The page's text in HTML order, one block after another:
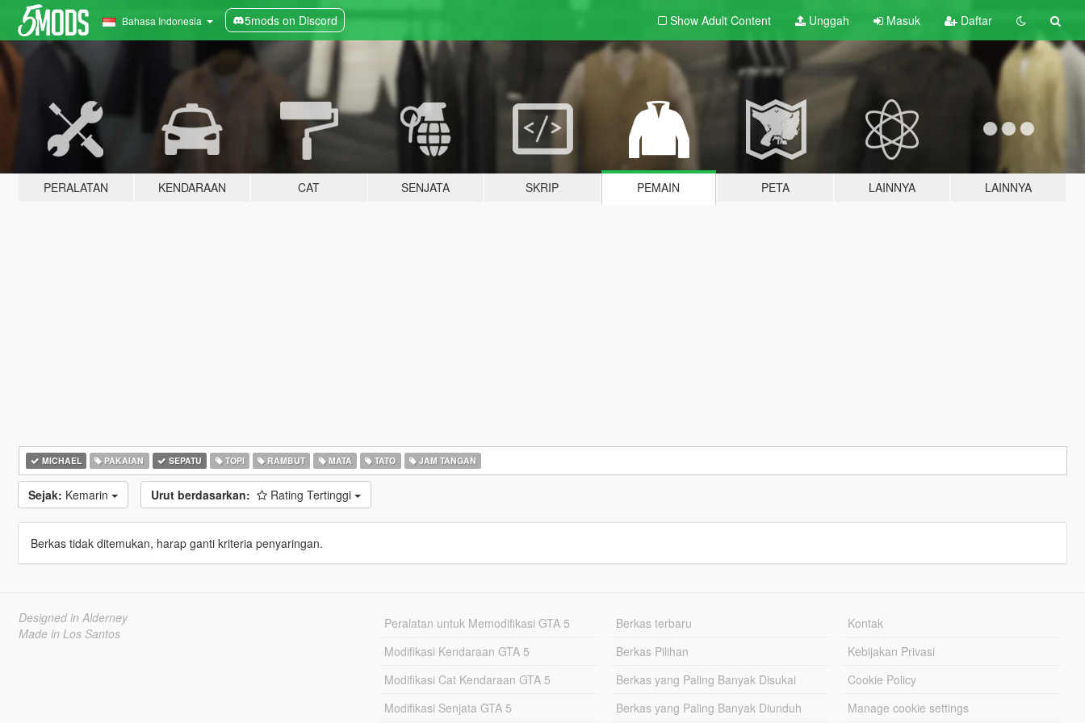
Bahasa Indonesia 5mods on Discord Show Adult Content Unggah Masuk Daftar
PERALATAN KENDARAAN CAT SENJATA SKRIP PEMAIN PETA LAINNYA LAINNYA
MICHAEL PAKAIAN SEPATU TOPI RAMBUT MATA TATO JAM TANGAN
Sejak: Kemarin Urut berdasarkan: Rating Tertinggi
Berkas tidak ditemukan, harap ganti kriteria penyaringan.
Designed in Alderney
Made in Los Santos
Peralatan untuk Memodifikasi GTA 5
Modifikasi Kendaraan GTA 5
Modifikasi Cat Kendaraan GTA 5
Modifikasi Senjata GTA 5
Berkas terbaru
Berkas Pilihan
Berkas yang Paling Banyak Disukai
Berkas yang Paling Banyak Diunduh
Kontak
Kebijakan Privasi
Cookie Policy
Manage cookie settings